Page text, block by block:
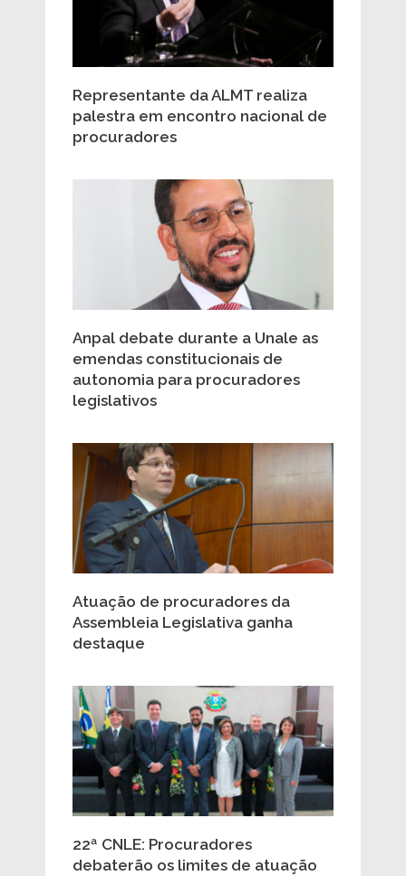
Representante da ALMT realiza
palestra em encontro nacional de
procuradores
Anpal debate durante a Unale as
emendas constitucionais de
autonomia para procuradores
legislativos
Atuação de procuradores da
Assembleia Legislativa ganha
destaque
22ª CNLE: Procuradores
debaterão os limites de atuação